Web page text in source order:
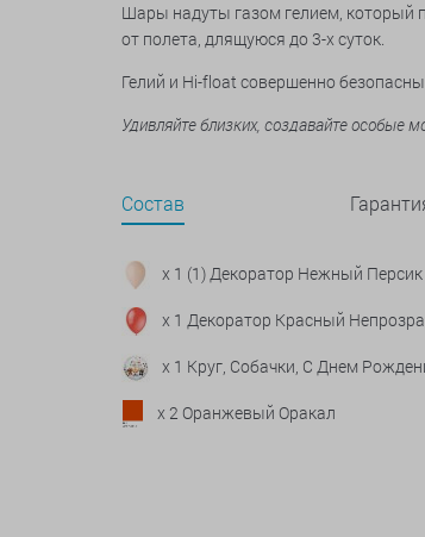
Шары надуты газом гелием, который
от полета, длящуюся до 3-х суток.
Гелий и Hi-float совершенно
Удивляйте близких, создавайте особые
Состав
x 1 (1) Декоратор Нежный Персик
x 1 Декоратор Красный
x 1 Круг, Собачки, С Днем
x 2 Оранжевый Оракал